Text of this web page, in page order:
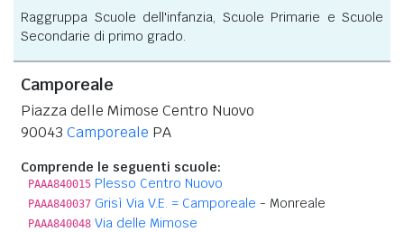
Raggruppa Scuole dell'infanzia, Scuole Primarie e Scuole
Secondarie di primo grado.
Camporeale
Piazza delle Mimose Centro Nuovo
90043 Camporeale PA
Comprende le seguenti scuole:
PAAA840015 Plesso Centro Nuovo
PAAA840037 Grisì Via V.E. = Camporeale - Monreale
PAAA840048 Via delle Mimose